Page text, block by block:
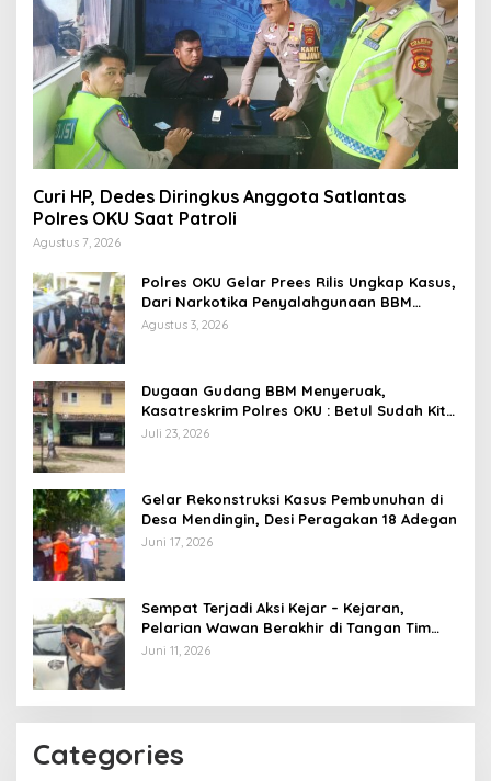
Curi HP, Dedes Diringkus Anggota Satlantas
Polres OKU Saat Patroli
Agustus 7, 2026
Polres OKU Gelar Prees Rilis Ungkap Kasus,
Dari Narkotika Penyalahgunaan BBM
Hingga Kasus Korupsi
Agustus 3, 2026
Dugaan Gudang BBM Menyeruak,
Kasatreskrim Polres OKU : Betul Sudah Kita
Pasang Police Line
Juli 23, 2026
Gelar Rekonstruksi Kasus Pembunuhan di
Desa Mendingin, Desi Peragakan 18 Adegan
Juni 17, 2026
Sempat Terjadi Aksi Kejar – Kejaran,
Pelarian Wawan Berakhir di Tangan Tim
Opsnal Polsek Lubuk Batang, Kaki
Juni 11, 2026
Categories